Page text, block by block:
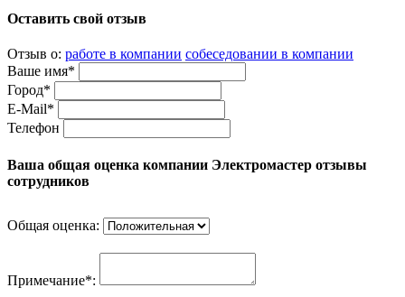
Оставить свой отзыв
Отзыв о: работе в компании собеседовании в компании
Ваше имя*
Город*
E-Mail*
Телефон
Ваша общая оценка компании Электромастер отзывы
сотрудников
Общая оценка:
Примечание*: